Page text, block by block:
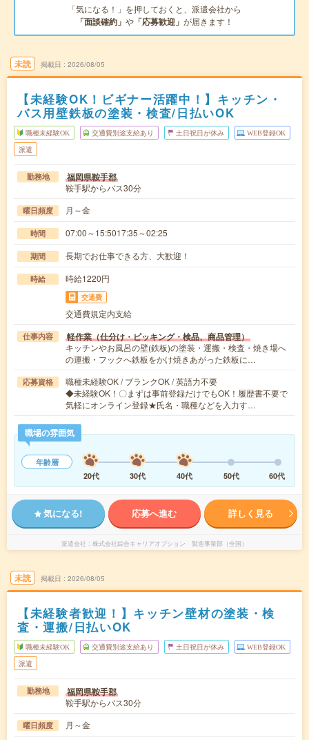
「気になる！」を押しておくと、派遣会社から
「面談確約」 や 「応募歓迎」 が届きます！
未読 掲載日 2026/08/05
【未経験OK！ビギナー活躍中！】キッチン・
バス用壁鉄板の塗装・検査/日払いOK
職種未経験OK 交通費別途支給あり 土日祝日が休み WEB登録OK
派遣
勤務地 福岡県鞍手郡
鞍手駅からバス30分
曜日頻度 月～金
時間 07:00～15:5017:35～02:25
期間 長期でお仕事できる方、大歓迎！
時給 時給1220円
交通費
交通費規定内支給
仕事内容 軽作業（仕分け・ピッキング・検品、商品管理）
キッチンやお風呂の壁(鉄板)の塗装・運搬・検査・焼き場へ
の運搬・フックへ鉄板をかけ焼きあがった鉄板に…
応募資格
職種未経験OK / ブランクOK / 英語力不要
◆未経験OK！〇まずは事前登録だけでもOK！履歴書不要で
気軽にオンライン登録★氏名・職種などを入力す…
職場の雰囲気
年齢層
20代
30代 40代 50代 60代
気になる! 応募へ進む 詳しく見る
派遣会社 株式会社綜合キャリアオプション 製造事業部（全国）
未読 掲載日 2026/08/05
【未経験者歓迎！】キッチン壁材の塗装・検
査・運搬/日払いOK
職種未経験OK 交通費別途支給あり 土日祝日が休み WEB登録OK
派遣
勤務地 福岡県鞍手郡
鞍手駅からバス30分
曜日頻度 月～金